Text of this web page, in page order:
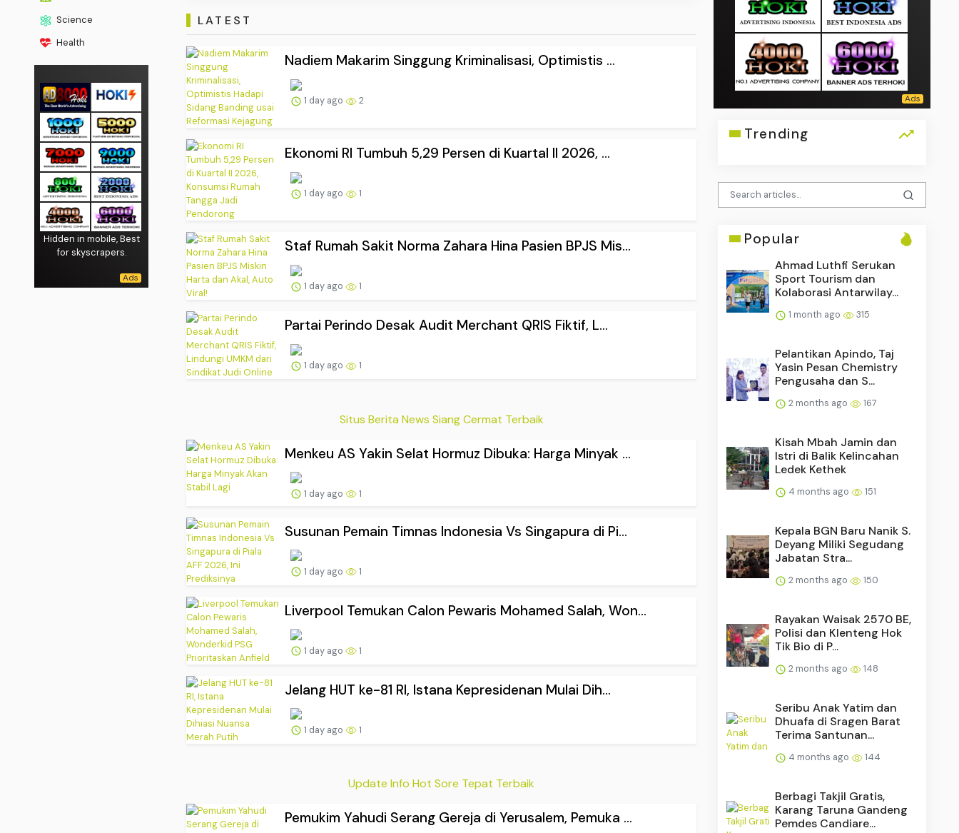
Science
Health
Hidden in mobile, Best
for skyscrapers.
LATEST
Nadiem Makarim Singgung Kriminalisasi, Optimistis ...
1 day ago 2
Ekonomi RI Tumbuh 5,29 Persen di Kuartal II 2026, ...
1 day ago 1
Staf Rumah Sakit Norma Zahara Hina Pasien BPJS Mis...
1 day ago 1
Partai Perindo Desak Audit Merchant QRIS Fiktif, L...
1 day ago 1
Situs Berita News Siang Cermat Terbaik
Menkeu AS Yakin Selat Hormuz Dibuka: Harga Minyak ...
1 day ago 1
Susunan Pemain Timnas Indonesia Vs Singapura di Pi...
1 day ago 1
Liverpool Temukan Calon Pewaris Mohamed Salah, Won...
1 day ago 1
Jelang HUT ke-81 RI, Istana Kepresidenan Mulai Dih...
1 day ago 1
Update Info Hot Sore Tepat Terbaik
Pemukim Yahudi Serang Gereja di Yerusalem, Pemuka ...
Trending
Popular
Ahmad Luthfi Serukan
Sport Tourism dan
Kolaborasi Antarwilay...
1 month ago 315
Pelantikan Apindo, Taj
Yasin Pesan Chemistry
Pengusaha dan S...
2 months ago 167
Kisah Mbah Jamin dan
Istri di Balik Kelincahan
Ledek Kethek
4 months ago 151
Kepala BGN Baru Nanik S.
Deyang Miliki Segudang
Jabatan Stra...
2 months ago 150
Rayakan Waisak 2570 BE,
Polisi dan Klenteng Hok
Tik Bio di P...
2 months ago 148
Seribu Anak Yatim dan
Dhuafa di Sragen Barat
Terima Santunan...
4 months ago 144
Berbagi Takjil Gratis,
Karang Taruna Gandeng
Pemdes Candiare...